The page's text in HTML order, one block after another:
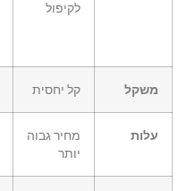
לקיפול
משקל קל יחסית
עלות
מחיר גבוה
יותר